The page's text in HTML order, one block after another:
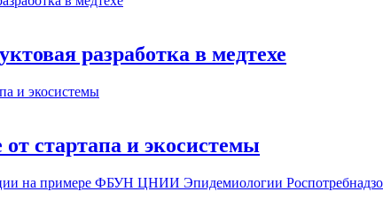
разработка в медтехе
стартапа и экосистемы